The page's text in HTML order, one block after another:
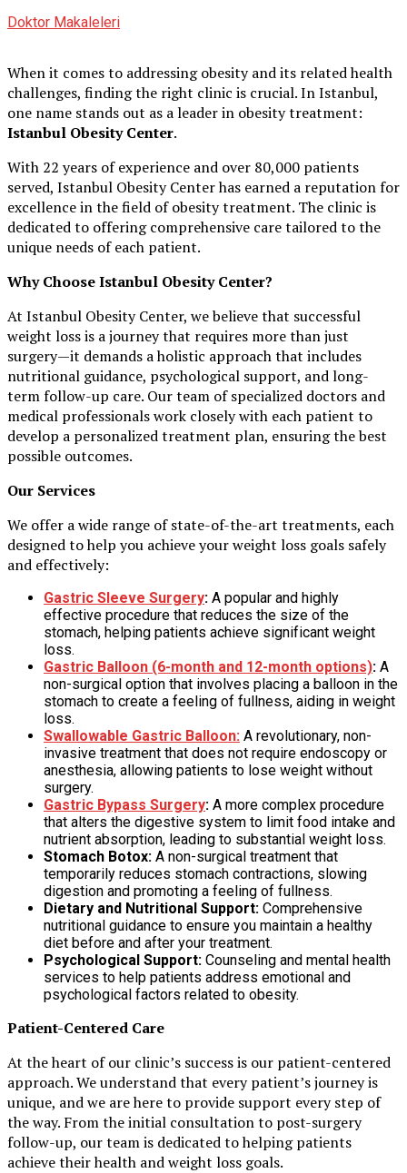
Doktor Makaleleri
When it comes to addressing obesity and its related health
challenges, finding the right clinic is crucial. In Istanbul,
one name stands out as a leader in obesity treatment:
Istanbul Obesity Center.
With 22 years of experience and over 80,000 patients
served, Istanbul Obesity Center has earned a reputation for
excellence in the field of obesity treatment. The clinic is
dedicated to offering comprehensive care tailored to the
unique needs of each patient.
Why Choose Istanbul Obesity Center?
At Istanbul Obesity Center, we believe that successful
weight loss is a journey that requires more than just
surgery—it demands a holistic approach that includes
nutritional guidance, psychological support, and long-
term follow-up care. Our team of specialized doctors and
medical professionals work closely with each patient to
develop a personalized treatment plan, ensuring the best
possible outcomes.
Our Services
We offer a wide range of state-of-the-art treatments, each
designed to help you achieve your weight loss goals safely
and effectively:
Gastric Sleeve Surgery: A popular and highly
effective procedure that reduces the size of the
stomach, helping patients achieve significant weight
loss.
Gastric Balloon (6-month and 12-month options): A
non-surgical option that involves placing a balloon in the
stomach to create a feeling of fullness, aiding in weight
loss.
Swallowable Gastric Balloon: A revolutionary, non-
invasive treatment that does not require endoscopy or
anesthesia, allowing patients to lose weight without
surgery.
Gastric Bypass Surgery: A more complex procedure
that alters the digestive system to limit food intake and
nutrient absorption, leading to substantial weight loss.
Stomach Botox: A non-surgical treatment that
temporarily reduces stomach contractions, slowing
digestion and promoting a feeling of fullness.
Dietary and Nutritional Support: Comprehensive
nutritional guidance to ensure you maintain a healthy
diet before and after your treatment.
Psychological Support: Counseling and mental health
services to help patients address emotional and
psychological factors related to obesity.
Patient-Centered Care
At the heart of our clinic’s success is our patient-centered
approach. We understand that every patient’s journey is
unique, and we are here to provide support every step of
the way. From the initial consultation to post-surgery
follow-up, our team is dedicated to helping patients
achieve their health and weight loss goals.